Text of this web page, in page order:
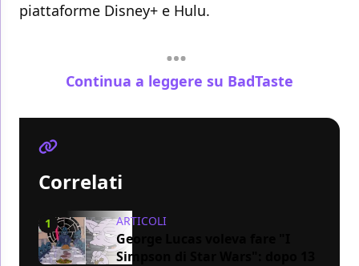
piattaforme Disney+ e Hulu.
Continua a leggere su BadTaste
Correlati
1 ARTICOLI
George Lucas voleva fare "I
Simpson di Star Wars": dopo 13